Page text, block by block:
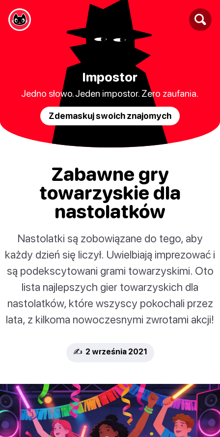
Impostor
Jedno słowo. Jeden impostor. Zero zaufania.
Zdemaskuj swoich znajomych
Zabawne gry
towarzyskie dla
nastolatków
Nastolatki są zobowiązane do tego, aby
każdy dzień się liczył. Uwielbiają imprezować i
są podekscytowani grami towarzyskimi. Oto
lista najlepszych gier towarzyskich dla
nastolatków, które wszyscy pokochali przez
lata, z kilkoma nowoczesnymi zwrotami akcji!
✍️ 2 września 2021